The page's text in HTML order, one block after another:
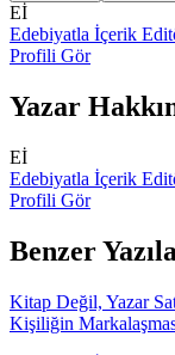
Eİ
Edebiyatla İçerik
Profili Gör
Yazar
Eİ
Edebiyatla İçerik
Profili Gör
Benzer
Kitap Değil, Yazar
Kişiliğin